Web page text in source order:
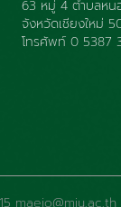
63 หมู่ 4 ตำบลหน
จังหวัดเชียงใหม่
โทรศัพท์ 0 5387
maejo@mju.ac.th